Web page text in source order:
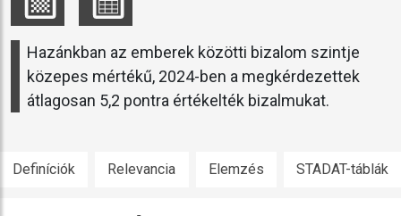
Hazánkban az emberek közötti bizalom szintje
közepes mértékű, 2024-ben a megkérdezettek
átlagosan 5,2 pontra értékelték bizalmukat.
Definíciók Relevancia Elemzés STADAT-táblák